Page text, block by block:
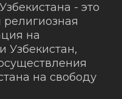
- это
на
Узбекистан,
на свободу